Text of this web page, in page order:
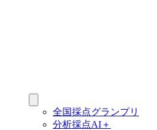
全国採点グランプリ
分析採点AI＋